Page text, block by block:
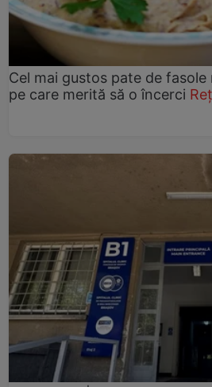
Cel mai gustos pate de
pe care merită să o încerci